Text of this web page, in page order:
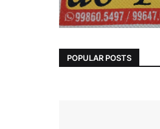
POPULAR POSTS